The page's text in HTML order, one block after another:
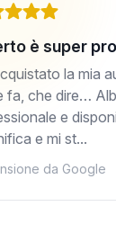
è super
la mia
fa, che dire…
e
e mi st...
da Google